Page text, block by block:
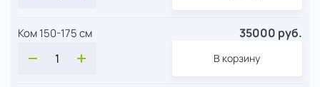
Ком 150-175 см 35000 руб.
В корзину